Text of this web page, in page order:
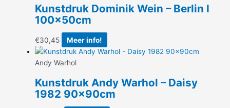
Kunstdruk Dominik Wein – Berlin I
100x50cm
€30,45 Meer info!
Andy Warhol
Kunstdruk Andy Warhol – Daisy
1982 90x90cm